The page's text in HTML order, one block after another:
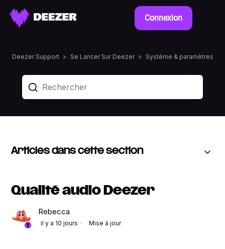
Connexion
Deezer Support Se Lancer Sur Deezer Système & paramètres
Articles dans cette section
Qualité audio Deezer
Rebecca
il y a 10 jours Mise à jour